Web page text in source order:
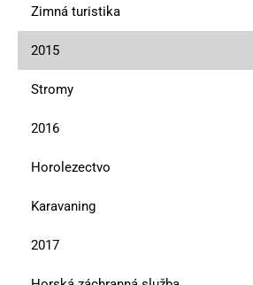
Zimná turistika
2015
Stromy
2016
Horolezectvo
Karavaning
2017